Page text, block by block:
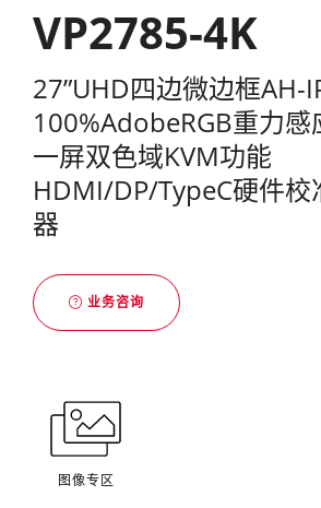
VP2785-4K
27”UHD四边微边框AH-
100%AdobeRGB重力感
一屏双色域KVM功能
HDMI/DP/TypeC硬件校
器
业务咨询
图像专区